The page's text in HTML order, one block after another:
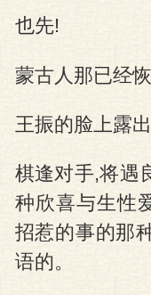
也先!
蒙古人那已经
王振的脸上露
棋逢对手,将遇
种欣喜与生性
招惹的事的那
语的。